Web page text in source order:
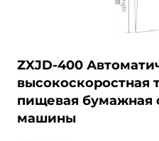
ZXJD-400
высокоскоростная
пищевая бумажная
машины